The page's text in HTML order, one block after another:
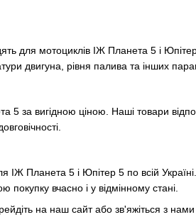
для мотоциклів ІЖ Планета 5 і
двигуна, рівня палива та інших
за вигідною ціною. Наші товари
ІЖ Планета 5 і Юпітер 5 по всій
вчасно і у відмінному стані.
на наш сайт або зв'яжіться з